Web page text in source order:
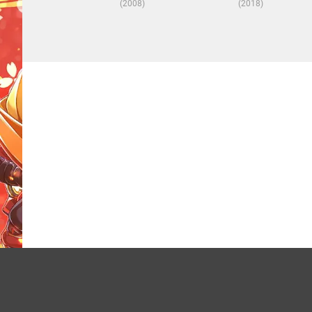
(2008) (2018)